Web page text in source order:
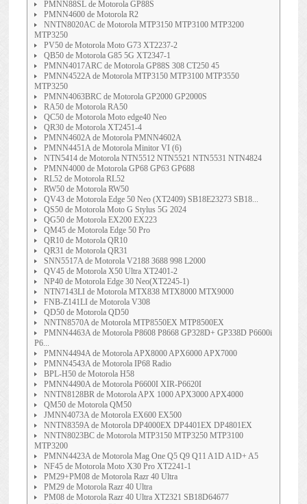
PMNN88SL de Motorola GP88S
PMNN4600 de Motorola R2
NNTN8020AC de Motorola MTP3150 MTP3100 MTP3200
MTP3250
PV50 de Motorola Moto G73 XT2237-2
QB50 de Motorola G85 5G XT2347-1
PMNN4017ARC de Motorola GP88S 308 CT250 45
PMNN4522A de Motorola MTP3150 MTP3100 MTP3550
MTP3250
PMNN4063BRC de Motorola GP2000 GP2000S
RA50 de Motorola RA50
QC50 de Motorola Moto edge40 Neo
QR30 de Motorola XT2451-4
PMNN4602A de Motorola PMNN4602A
PMNN4451A de Motorola Minitor VI (6)
NTN5414 de Motorola NTN5512 NTN5521 NTN5531 NTN4824
PMNN4000 de Motorola GP68 GP63 GP688
RL52 de Motorola RL52
RW50 de Motorola RW50
QV43 de Motorola Edge 50 Neo (XT2409) SB18E23273 SB18...
QS50 de Motorola Moto G Stylus 5G 2024
QG50 de Motorola EX200 EX223
QM45 de Motorola Edge 50 Pro
QR10 de Motorola QR10
QR31 de Motorola QR31
SNN5517A de Motorola V2188 3688 998 L2000
QV45 de Motorola X50 Ultra XT2401-2
NP40 de Motorola Edge 30 Neo(XT2245-1)
NTN7143LI de Motorola MTX838 MTX8000 MTX9000
FNB-Z141LI de Motorola V308
QD50 de Motorola QD50
NNTN8570A de Motorola MTP8550EX MTP8500EX
PMNN4463A de Motorola P8608 P8668 GP328D+ GP338D P6600i
P6...
PMNN4494A de Motorola APX8000 APX6000 APX7000
PMNN4543A de Motorola IP68 Radio
BPL-H50 de Motorola H58
PMNN4490A de Motorola P6600I XIR-P6620I
NNTN8128BR de Motorola APX 1000 APX3000 APX4000
QM50 de Motorola QM50
JMNN4073A de Motorola EX600 EX500
NNTN8359A de Motorola DP4000EX DP4401EX DP4801EX
NNTN8023BC de Motorola MTP3150 MTP3250 MTP3100
MTP3200
PMNN4423A de Motorola Mag One Q5 Q9 Q11 A1D A1D+ A5
NF45 de Motorola Moto X30 Pro XT2241-1
PM29+PM08 de Motorola Razr 40 Ultra
PM29 de Motorola Razr 40 Ultra
PM08 de Motorola Razr 40 Ultra XT2321 SB18D64677